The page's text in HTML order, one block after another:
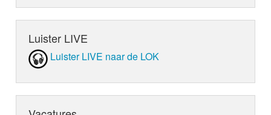
Luister LIVE
Luister LIVE naar de LOK